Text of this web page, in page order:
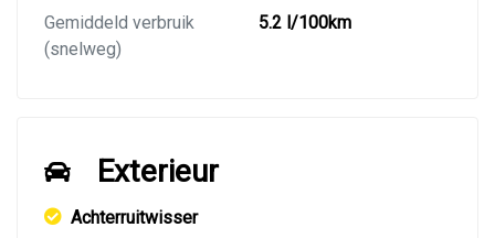
Gemiddeld verbruik
(snelweg)
5.2 l/100km
Exterieur
Achterruitwisser